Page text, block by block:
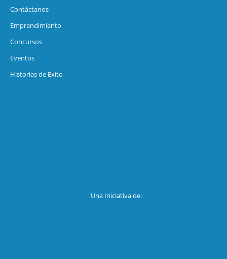
Contáctanos
Emprendimiento
Concursos
Eventos
Historias de Exíto
Una Iniciativa de: